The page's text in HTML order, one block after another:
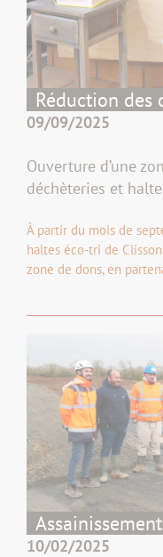
Réduction des
09/09/2025
Ouverture d’une
déchèteries et
À partir du mois de
haltes éco-tri de
zone de dons, en
10/02/2025